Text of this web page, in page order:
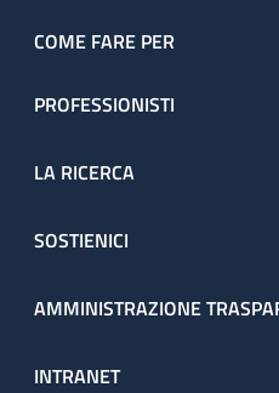
attraverso il percorso
COME FARE PER
PROFESSIONISTI
LA RICERCA
SOSTIENICI
AMMINISTRAZIONE
INTRANET